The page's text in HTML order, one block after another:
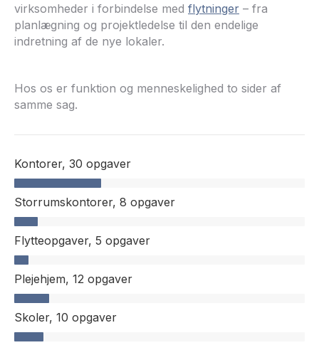
virksomheder i forbindelse med flytninger – fra
planlægning og projektledelse til den endelige
indretning af de nye lokaler.
Hos os er funktion og menneskelighed to sider af
samme sag.
Kontorer, 30 opgaver
Storrumskontorer, 8 opgaver
Flytteopgaver, 5 opgaver
Plejehjem, 12 opgaver
Skoler, 10 opgaver